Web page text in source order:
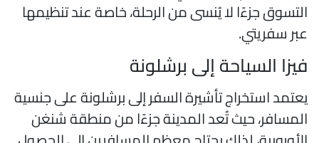
جزءًا لا يُنسى من الرحلة، خاصة عند تنظيمها
سفريتي.
السياحة إلى برشلونة
استخراج تأشيرة السفر إلى برشلونة على جنسية
حيث تُعد المدينة جزءًا من منطقة شنغن